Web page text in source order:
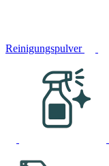
Reinigungspulver